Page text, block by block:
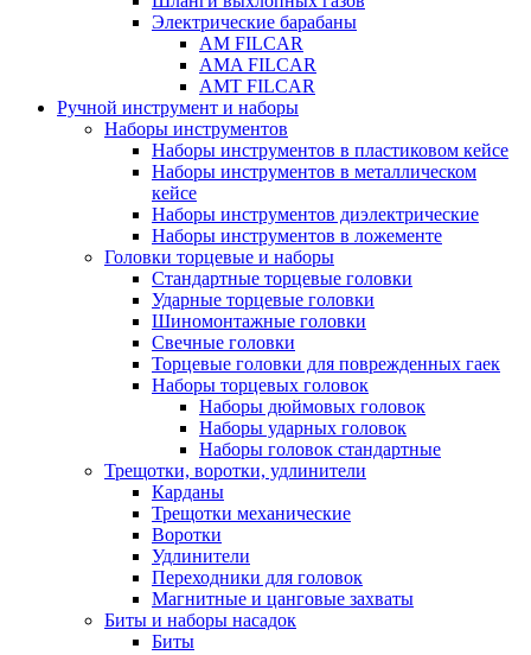
Электрические барабаны
AM FILCAR
AMA FILCAR
AMT FILCAR
Ручной инструмент и наборы
Наборы инструментов
Наборы инструментов в пластиковом кейсе
Наборы инструментов в металлическом
кейсе
Наборы инструментов диэлектрические
Наборы инструментов в ложементе
Головки торцевые и наборы
Стандартные торцевые головки
Ударные торцевые головки
Шиномонтажные головки
Свечные головки
Торцевые головки для поврежденных гаек
Наборы торцевых головок
Наборы дюймовых головок
Наборы ударных головок
Наборы головок стандартные
Трещотки, воротки, удлинители
Карданы
Трещотки механические
Воротки
Удлинители
Переходники для головок
Магнитные и цанговые захваты
Биты и наборы насадок
Биты